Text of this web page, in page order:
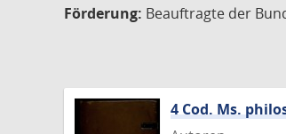
Förderung: Beauftragte der
4 Cod. Ms.